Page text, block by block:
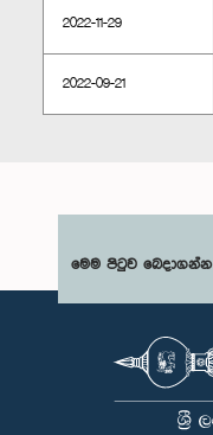
2022-11-29
2022-09-21
මෙම පිටුව බෙදාගන්න